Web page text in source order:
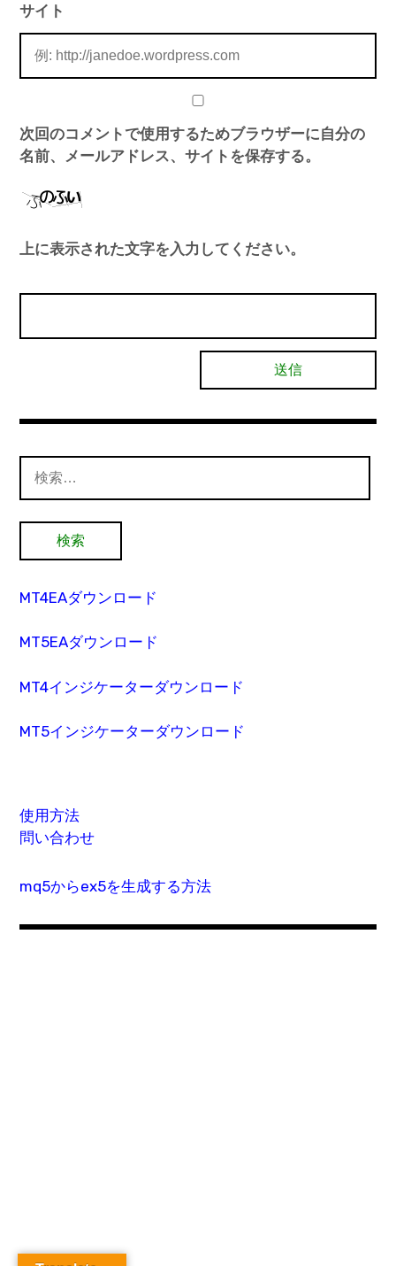
サイト
次回のコメントで使用するためブラウザーに自分の
名前、メールアドレス、サイトを保存する。
上に表示された文字を入力してください。
索:
MT4EAダウンロード
MT5EAダウンロード
MT4インジケーターダウンロード
MT5インジケーターダウンロード
使用方法
問い合わせ
mq5からex5を生成する方法